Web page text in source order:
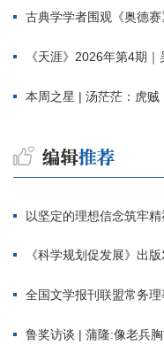
古典学学者围观《奥德赛》
《天涯》2026年第4期
本周之星 | 汤茫茫：虎贼
以坚定的理想信念筑牢
《科学规划促发展》出
全国文学报刊联盟常务
鲁奖访谈 | 蒲隆:像老兵